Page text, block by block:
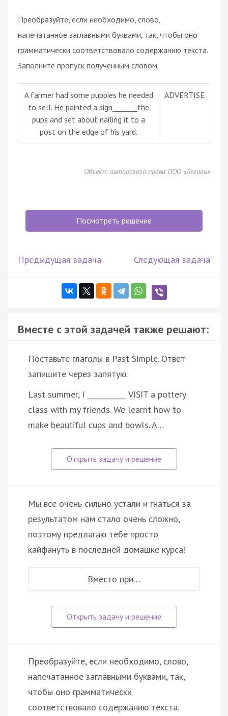
Преобразуйте, если необходимо, слово,
напечатанное заглавными буквами, так, чтобы оно
грамматически соответствовало содержанию текста.
Заполните пропуск полученным словом.
A farmer had some puppies he needed
to sell. He painted a sign_______the
pups and set about nailing it to a
post on the edge of his yard.
ADVERTISE
Объект авторского права ООО «Легион»
Посмотреть решение
Предыдущая задача Следующая задача
Вместе с этой задачей также решают:
Поставьте глаголы в Past Simple. Ответ
запишите через запятую.
Last summer, I ___________ VISIT a pottery
class with my friends. We learnt how to
make beautiful cups and bowls. A…
Мы все очень сильно устали и гнаться за
результатом нам стало очень сложно,
поэтому предлагаю тебе просто
кайфануть в последней домашке курса!
Вместо при…
Преобразуйте, если необходимо, слово,
напечатанное заглавными буквами, так,
чтобы оно грамматически
соответствовало содержанию текста.